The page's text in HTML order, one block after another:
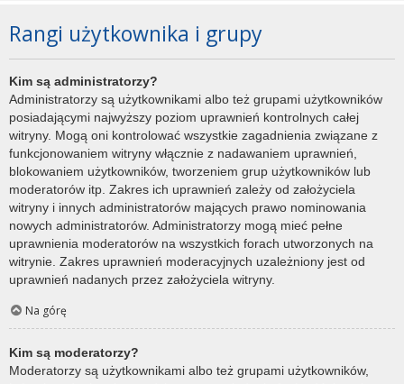
Rangi użytkownika i grupy
Kim są administratorzy?
Administratorzy są użytkownikami albo też grupami użytkowników
posiadającymi najwyższy poziom uprawnień kontrolnych całej
witryny. Mogą oni kontrolować wszystkie zagadnienia związane z
funkcjonowaniem witryny włącznie z nadawaniem uprawnień,
blokowaniem użytkowników, tworzeniem grup użytkowników lub
moderatorów itp. Zakres ich uprawnień zależy od założyciela
witryny i innych administratorów mających prawo nominowania
nowych administratorów. Administratorzy mogą mieć pełne
uprawnienia moderatorów na wszystkich forach utworzonych na
witrynie. Zakres uprawnień moderacyjnych uzależniony jest od
uprawnień nadanych przez założyciela witryny.
Na górę
Kim są moderatorzy?
Moderatorzy są użytkownikami albo też grupami użytkowników,